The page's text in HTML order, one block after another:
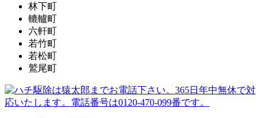
林下町
轆轤町
六軒町
若竹町
若松町
鷲尾町